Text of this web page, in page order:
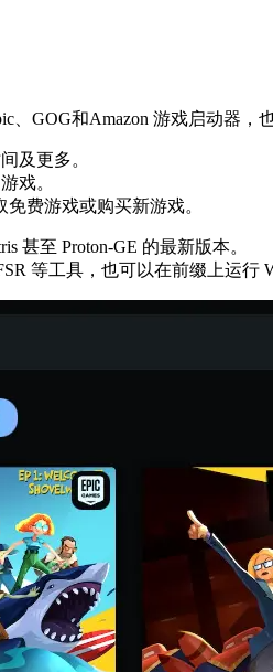
、GOG和Amazon 游戏启动器，
及更多。
戏。
费游戏或购买新游戏。
甚至 Proton-GE 的最新版本。
等工具，也可以在前缀上运行